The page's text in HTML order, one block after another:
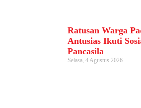
Ratusan Warga
Antusias Ikuti
Pancasila
Selasa, 4 Agustus 2026